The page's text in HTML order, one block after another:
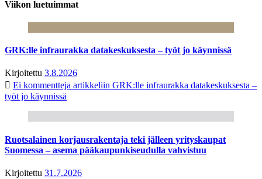
Viikon luetuimmat
GRK:lle infraurakka datakeskuksesta – työt jo käynnissä
Kirjoitettu 3.8.2026
Ei kommentteja artikkeliin GRK:lle infraurakka datakeskuksesta –
työt jo käynnissä
Ruotsalainen korjausrakentaja teki jälleen yrityskaupat
Suomessa – asema pääkaupunkiseudulla vahvistuu
Kirjoitettu 31.7.2026